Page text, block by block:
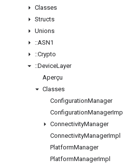
Classes
Structs
Unions
::ASN1
::Crypto
::DeviceLayer
Aperçu
Classes
ConfigurationManager
ConfigurationManagerImpl
ConnectivityManager
ConnectivityManagerImpl
PlatformManager
PlatformManagerImpl